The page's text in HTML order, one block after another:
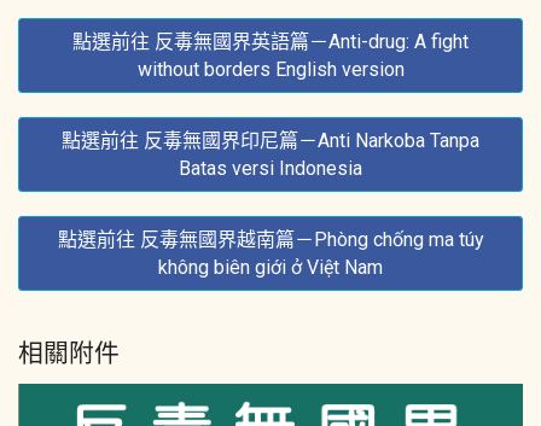
點選前往 反毒無國界英語篇－Anti-drug: A fight
without borders English version
點選前往 反毒無國界印尼篇－Anti Narkoba Tanpa
Batas versi Indonesia
點選前往 反毒無國界越南篇－Phòng chống ma túy
không biên giới ở Việt Nam
相關附件